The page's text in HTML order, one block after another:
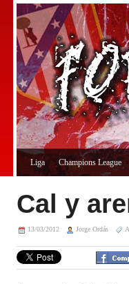
Liga Champions League
Cal y
13/03/2012 Jorge Ordás